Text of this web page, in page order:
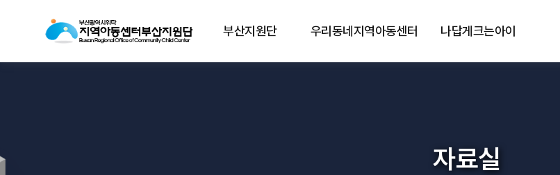
부산지원단 우리동네지역아동센터 나답게크는아이
자료실